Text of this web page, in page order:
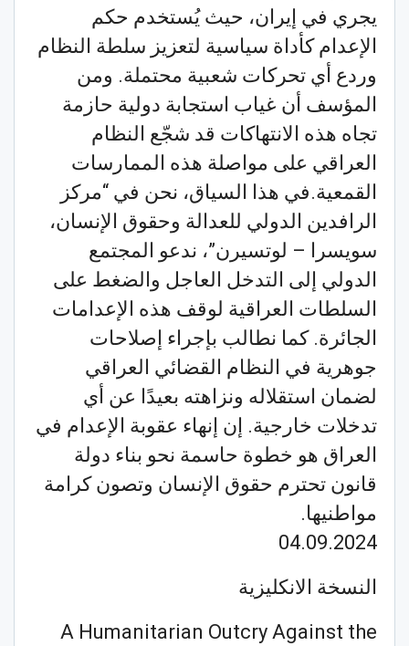
يجري في إيران، حيث يُستخدم حكم
الإعدام كأداة سياسية لتعزيز سلطة النظام
وردع أي تحركات شعبية محتملة. ومن
المؤسف أن غياب استجابة دولية حازمة
تجاه هذه الانتهاكات قد شجّع النظام
العراقي على مواصلة هذه الممارسات
القمعية.في هذا السياق، نحن في “مركز
الرافدين الدولي للعدالة وحقوق الإنسان،
سويسرا – لوتسيرن”، ندعو المجتمع
الدولي إلى التدخل العاجل والضغط على
السلطات العراقية لوقف هذه الإعدامات
الجائرة. كما نطالب بإجراء إصلاحات
جوهرية في النظام القضائي العراقي
لضمان استقلاله ونزاهته بعيدًا عن أي
تدخلات خارجية. إن إنهاء عقوبة الإعدام في
العراق هو خطوة حاسمة نحو بناء دولة
قانون تحترم حقوق الإنسان وتصون كرامة
مواطنيها.
04.09.2024
النسخة الانكليزية
A Humanitarian Outcry Against the